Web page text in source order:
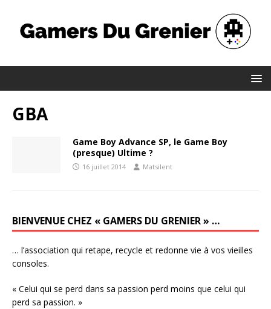
GBA
Game Boy Advance SP, le Game Boy
(presque) Ultime ?
16 juillet 2014 Matsilent
BIENVENUE CHEZ « GAMERS DU GRENIER » …
… l’association qui retape, recycle et redonne vie à vos vieilles
consoles.
« Celui qui se perd dans sa passion perd moins que celui qui
perd sa passion. »